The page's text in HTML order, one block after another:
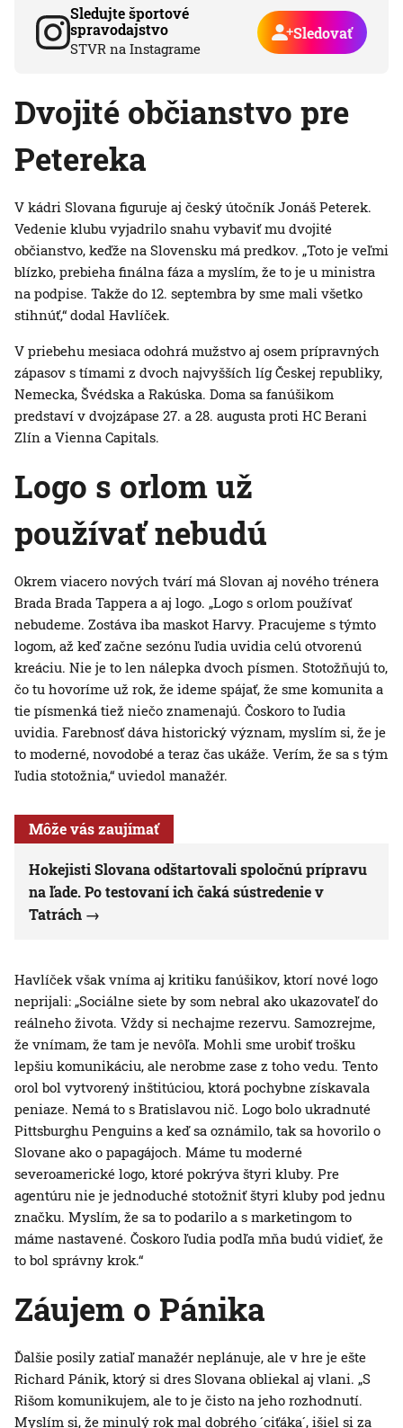
Sledujte športové
spravodajstvo
STVR na Instagrame
Sledovať
Dvojité občianstvo pre
Petereka
V kádri Slovana figuruje aj český útočník Jonáš Peterek.
Vedenie klubu vyjadrilo snahu vybaviť mu dvojité
občianstvo, keďže na Slovensku má predkov. „Toto je veľmi
blízko, prebieha finálna fáza a myslím, že to je u ministra
na podpise. Takže do 12. septembra by sme mali všetko
stihnúť,“ dodal Havlíček.
V priebehu mesiaca odohrá mužstvo aj osem prípravných
zápasov s tímami z dvoch najvyšších líg Českej republiky,
Nemecka, Švédska a Rakúska. Doma sa fanúšikom
predstaví v dvojzápase 27. a 28. augusta proti HC Berani
Zlín a Vienna Capitals.
Logo s orlom už
používať nebudú
Okrem viacero nových tvárí má Slovan aj nového trénera
Brada Brada Tappera a aj logo. „Logo s orlom používať
nebudeme. Zostáva iba maskot Harvy. Pracujeme s týmto
logom, až keď začne sezónu ľudia uvidia celú otvorenú
kreáciu. Nie je to len nálepka dvoch písmen. Stotožňujú to,
čo tu hovoríme už rok, že ideme spájať, že sme komunita a
tie písmenká tiež niečo znamenajú. Čoskoro to ľudia
uvidia. Farebnosť dáva historický význam, myslím si, že je
to moderné, novodobé a teraz čas ukáže. Verím, že sa s tým
ľudia stotožnia,“ uviedol manažér.
Môže vás zaujímať
Hokejisti Slovana odštartovali spoločnú prípravu
na ľade. Po testovaní ich čaká sústredenie v
Tatrách
Havlíček však vníma aj kritiku fanúšikov, ktorí nové logo
neprijali: „Sociálne siete by som nebral ako ukazovateľ do
reálneho života. Vždy si nechajme rezervu. Samozrejme,
že vnímam, že tam je nevôľa. Mohli sme urobiť trošku
lepšiu komunikáciu, ale nerobme zase z toho vedu. Tento
orol bol vytvorený inštitúciou, ktorá pochybne získavala
peniaze. Nemá to s Bratislavou nič. Logo bolo ukradnuté
Pittsburghu Penguins a keď sa oznámilo, tak sa hovorilo o
Slovane ako o papagájoch. Máme tu moderné
severoamerické logo, ktoré pokrýva štyri kluby. Pre
agentúru nie je jednoduché stotožniť štyri kluby pod jednu
značku. Myslím, že sa to podarilo a s marketingom to
máme nastavené. Čoskoro ľudia podľa mňa budú vidieť, že
to bol správny krok.“
Záujem o Pánika
Ďalšie posily zatiaľ manažér neplánuje, ale v hre je ešte
Richard Pánik, ktorý si dres Slovana obliekal aj vlani. „S
Rišom komunikujem, ale to je čisto na jeho rozhodnutí.
Myslím si, že minulý rok mal dobrého ´ciťáka´, išiel si za